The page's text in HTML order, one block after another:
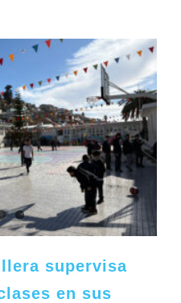
supervisa
en sus